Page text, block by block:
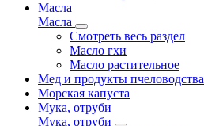
Масла
Масла
Смотреть весь раздел
Масло гхи
Масло растительное
Мед и продукты пчеловодства
Морская капуста
Мука, отруби
Мука, отруби